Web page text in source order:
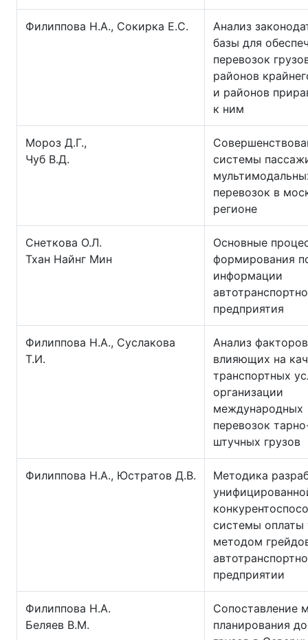
Филиппова Н.А., Сокирка Е.С.
Анализ
базы для
перевозок
районов
и районов
к ним
Мороз Д.Г.,
Чуб В.Д.
системы
перевозок в
регионе
Снеткова О.Л.
Тхан Найнг Мин
Основные
формирования
информации
предприятия
Филиппова Н.А., Суслакова
Т.И.
Анализ
влияющих на
транспортных
организации
международных
перевозок
штучных грузов
Филиппова Н.А., Юстратов Д.В.
Методика
системы оплаты
методом
предприятии
Филиппова Н.А.
Беляев В.М.
Сопоставление
планирования